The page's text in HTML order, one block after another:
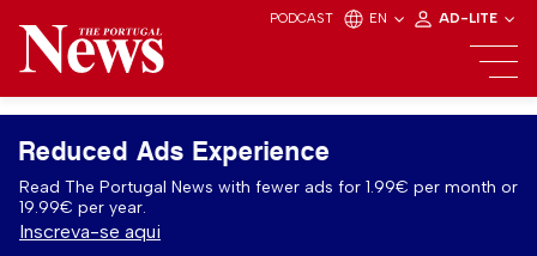
PODCAST EN AD-LITE
Reduced Ads Experience
Read The Portugal News with fewer ads for 1.99€ per month or
19.99€ per year.
Inscreva-se aqui